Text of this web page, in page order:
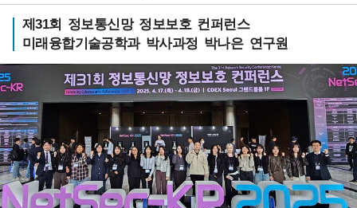
제31회 정보통신망 정보보호 컨퍼런스
미래융합기술공학과 박사과정 박나은 연구원